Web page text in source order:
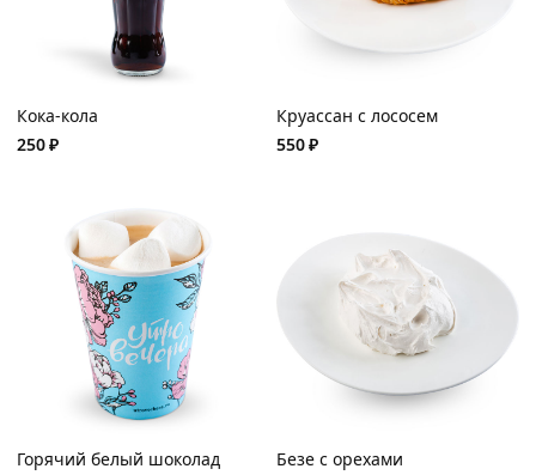
Кока-кола
250₽
Круассан с лососем
550₽
Горячий белый шоколад
Безе с орехами